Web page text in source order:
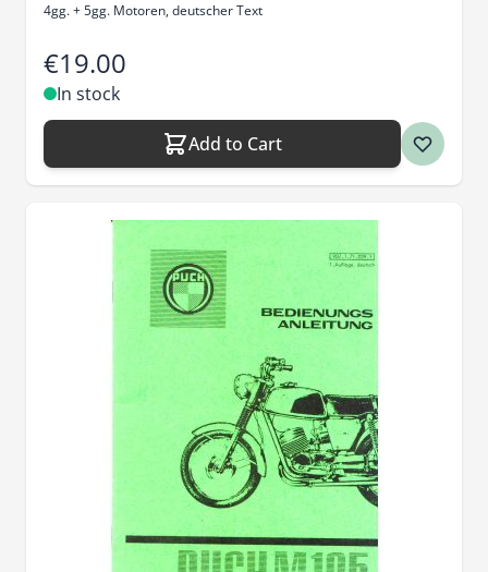
4gg. + 5gg. Motoren, deutscher Text
€19.00
In stock
Add to Cart